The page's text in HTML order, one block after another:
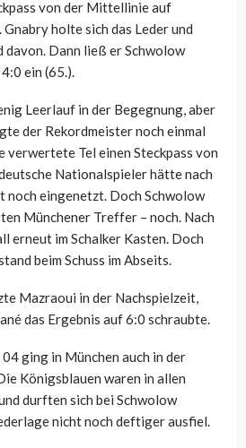
von der Mittellinie auf
holte sich das Leder und
Dann ließ er Schwolow
ein (65.).
Leerlauf in der Begegnung, aber
der Rekordmeister noch einmal
verwertete Tel einen Steckpass von
Nationalspieler hätte nach
noch eingenetzt. Doch Schwolow
Münchener Treffer – noch. Nach
erneut im Schalker Kasten. Doch
beim Schuss im Abseits.
Mazraoui in der Nachspielzeit,
das Ergebnis auf 6:0 schraubte.
04 ging in München auch in der
Königsblauen waren in allen
durften sich bei Schwolow
nicht noch deftiger ausfiel.